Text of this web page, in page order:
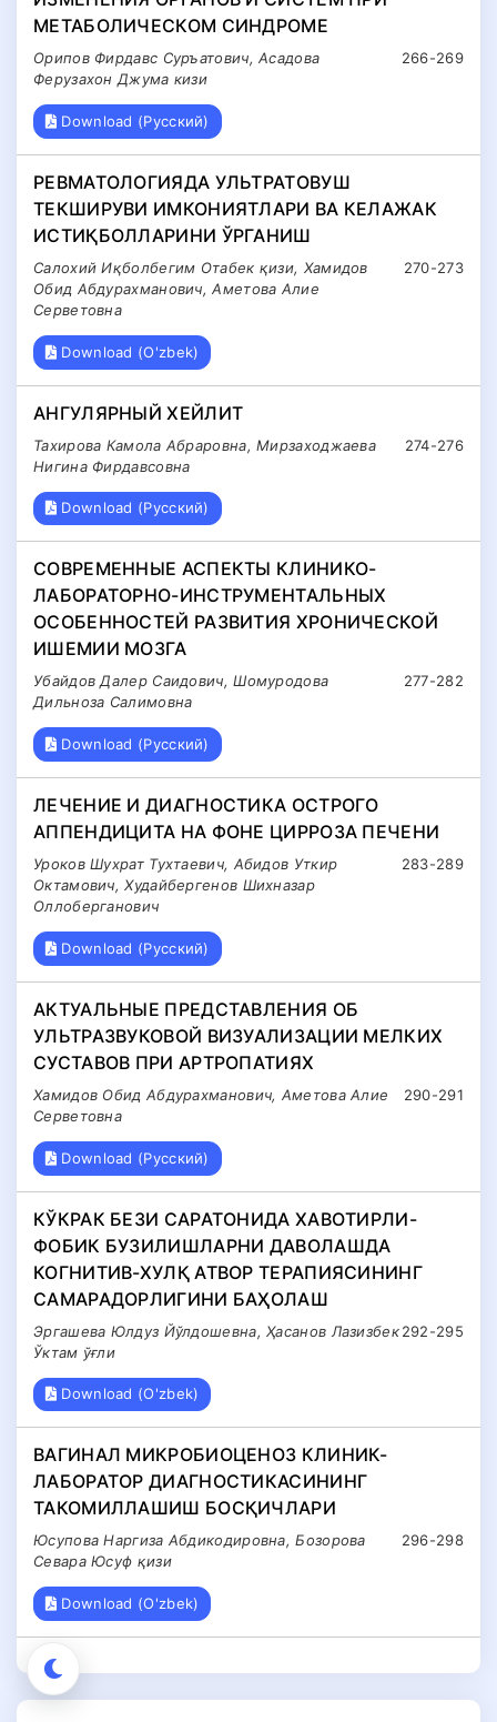
МЕТАБОЛИЧЕСКОМ СИНДРОМЕ
266-269
Орипов Фирдавс Суръатович, Асадова
Ферузахон Джума кизи
Download (Русский)
РЕВМАТОЛОГИЯДА УЛЬТРАТОВУШ
ТЕКШИРУВИ ИМКОНИЯТЛАРИ ВА КЕЛАЖАК
ИСТИҚБОЛЛАРИНИ ЎРГАНИШ
270-273
Салохий Иқболбегим Отабек қизи, Хамидов
Обид Абдурахманович, Аметова Алие
Серветовна
Download (O'zbek)
АНГУЛЯРНЫЙ ХЕЙЛИТ
274-276
Тахирова Камола Абраровна, Мирзаходжаева
Нигина Фирдавсовна
Download (Русский)
СОВРЕМЕННЫЕ АСПЕКТЫ КЛИНИКО-
ЛАБОРАТОРНО-ИНСТРУМЕНТАЛЬНЫХ
ОСОБЕННОСТЕЙ РАЗВИТИЯ ХРОНИЧЕСКОЙ
ИШЕМИИ МОЗГА
277-282
Убайдов Далер Саидович, Шомуродова
Дильноза Салимовна
Download (Русский)
ЛЕЧЕНИЕ И ДИАГНОСТИКА ОСТРОГО
АППЕНДИЦИТА НА ФОНЕ ЦИРРОЗА ПЕЧЕНИ
283-289
Уроков Шухрат Тухтаевич, Абидов Уткир
Октамович, Худайбергенов Шихназар
Оллоберганович
Download (Русский)
АКТУАЛЬНЫЕ ПРЕДСТАВЛЕНИЯ ОБ
УЛЬТРАЗВУКОВОЙ ВИЗУАЛИЗАЦИИ МЕЛКИХ
СУСТАВОВ ПРИ АРТРОПАТИЯХ
290-291
Хамидов Обид Абдурахманович, Аметова Алие
Серветовна
Download (Русский)
КЎКРАК БЕЗИ САРАТОНИДА ХАВОТИРЛИ-
ФОБИК БУЗИЛИШЛАРНИ ДАВОЛАШДА
КОГНИТИВ-ХУЛҚ АТВОР ТЕРАПИЯСИНИНГ
САМАРАДОРЛИГИНИ БАҲОЛАШ
292-295
Эргашева Юлдуз Йўлдошевна, Ҳасанов Лазизбек
Ўктам ўғли
Download (O'zbek)
ВАГИНАЛ МИКРОБИОЦЕНОЗ КЛИНИК-
ЛАБОРАТОР ДИАГНОСТИКАСИНИНГ
ТАКОМИЛЛАШИШ БОСҚИЧЛАРИ
296-298
Юсупова Наргиза Абдикодировна, Бозорова
Севара Юсуф қизи
Download (O'zbek)